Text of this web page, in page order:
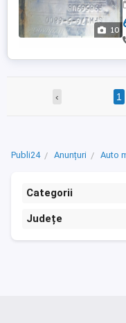
10
‹ 1
Publi24 Anunțuri Auto
Categorii
Județe